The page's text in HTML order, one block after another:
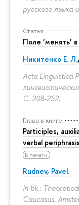
русского языка
Статья
Поле ‘менять’
Никитенко Е. Л.,
Acta Linguistica
С. 208-252.
Глава в книге
Participles,
verbal periphrasis
В печати
Rudnev, Pavel.
In bk.:
Caucasus.